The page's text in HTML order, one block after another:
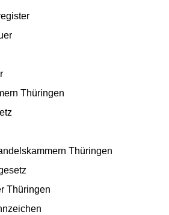
Thüringen
Thüringen
Thüringen